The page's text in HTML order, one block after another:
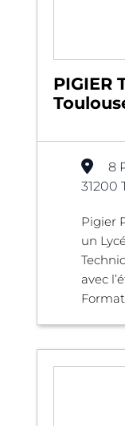
PIGIER
8
31200
Pigier
un
avec